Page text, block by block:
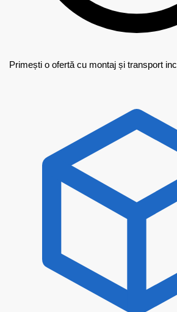
Primești o ofertă cu montaj și transport